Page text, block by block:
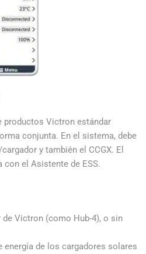
productos Victron estándar
conjunta. En el sistema, debe
y también el CCGX. El
el Asistente de ESS.
de Victron (como Hub-4), o sin
energía de los cargadores solares